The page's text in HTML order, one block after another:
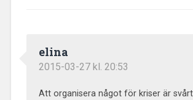
elina
2015-03-27 kl. 20:53
Att organisera något för kriser är